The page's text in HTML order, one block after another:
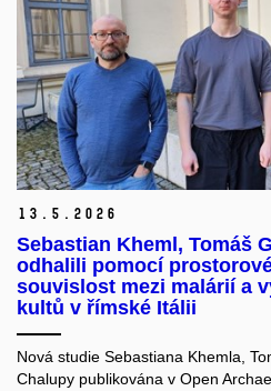
13. 5. 2026
Sebastian Kheml, Tomáš
odhalili pomocí
souvislost mezi malárií a
kultů v římské Itálii
Nová studie Sebastiana Khemla,
Chalupy publikována v Open